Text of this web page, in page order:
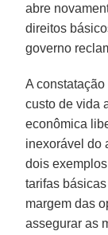
abre
direitos
governo
A
custo de vida
econômica
inexorável do
dois
tarifas
margem das
assegurar as